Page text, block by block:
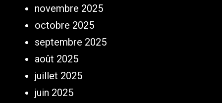
novembre 2025
octobre 2025
septembre 2025
août 2025
juillet 2025
juin 2025